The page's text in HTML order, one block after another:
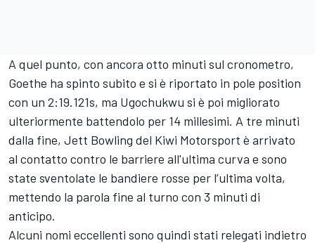
A quel punto, con ancora otto minuti sul cronometro,
Goethe ha spinto subito e si è riportato in pole position
con un 2:19.121s, ma Ugochukwu si è poi migliorato
ulteriormente battendolo per 14 millesimi. A tre minuti
dalla fine, Jett Bowling del Kiwi Motorsport è arrivato
al contatto contro le barriere all'ultima curva e sono
state sventolate le bandiere rosse per l’ultima volta,
mettendo la parola fine al turno con 3 minuti di
anticipo.
Alcuni nomi eccellenti sono quindi stati relegati indietro